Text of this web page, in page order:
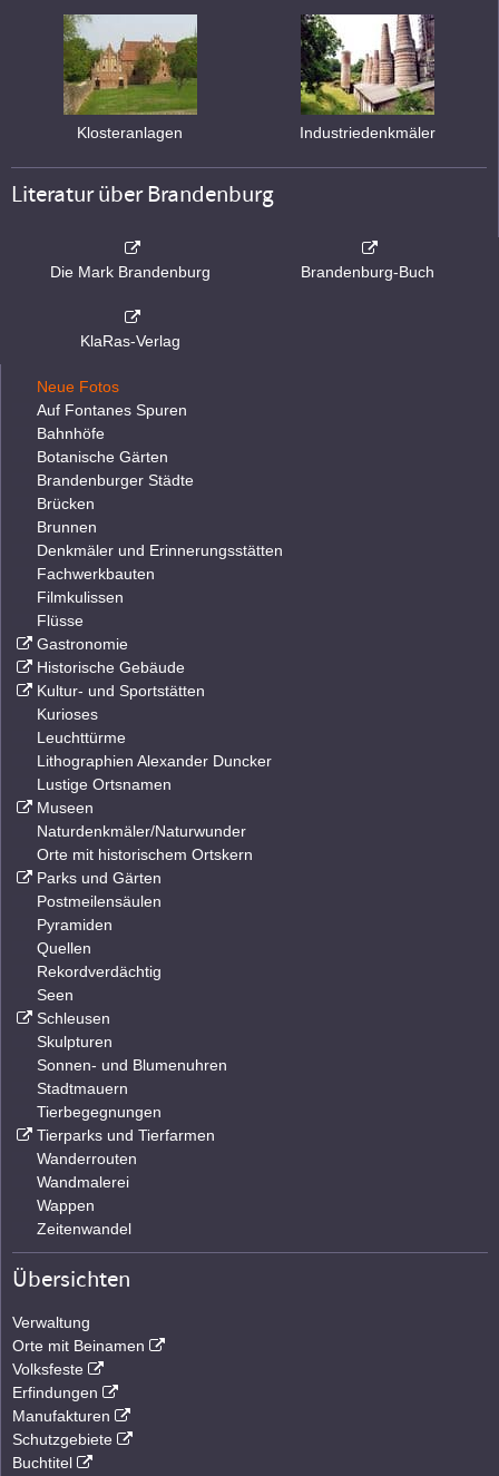
Klosteranlagen Industriedenkmäler
Literatur über Brandenburg
Die Mark Brandenburg Brandenburg-Buch
KlaRas-Verlag
Neue Fotos
Auf Fontanes Spuren
Bahnhöfe
Botanische Gärten
Brandenburger Städte
Brücken
Brunnen
Denkmäler und Erinnerungsstätten
Fachwerkbauten
Filmkulissen
Flüsse
Gastronomie
Historische Gebäude
Kultur- und Sportstätten
Kurioses
Leuchttürme
Lithographien Alexander Duncker
Lustige Ortsnamen
Museen
Naturdenkmäler/Naturwunder
Orte mit historischem Ortskern
Parks und Gärten
Postmeilensäulen
Pyramiden
Quellen
Rekordverdächtig
Seen
Schleusen
Skulpturen
Sonnen- und Blumenuhren
Stadtmauern
Tierbegegnungen
Tierparks und Tierfarmen
Wanderrouten
Wandmalerei
Wappen
Zeitenwandel
Übersichten
Verwaltung
Orte mit Beinamen
Volksfeste
Erfindungen
Manufakturen
Schutzgebiete
Buchtitel